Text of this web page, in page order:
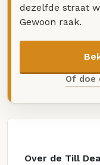
dezelfde straat
Gewoon raak.
Of doe
Over de Till